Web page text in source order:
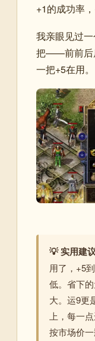
+1的成功率
我亲眼见过
把——前前后
一把+5在用。
💡 实用建
用了，+5
低。省下
大。运9
上，每一
按市场价